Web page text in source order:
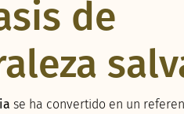
de
se ha convertido en un